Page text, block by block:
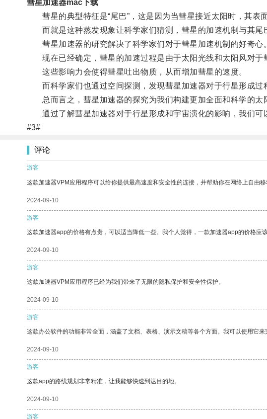
彗星加速器mac下载
彗星的典型特征是“尾巴”，这是因为当彗星接近太阳时，其表
而就是这种蒸发现象让科学家们猜测，彗星的加速机制与其尾
彗星加速器的研究解决了科学家们对于彗星加速机制的好奇心。
现在已经确定，彗星的加速过程是由于太阳光线和太阳风对于
这些影响力会使得彗星吐出物质，从而增加彗星的速度。
而科学家们也通过空间探测，发现彗星加速器对于行星形成过
总而言之，彗星加速器的探究为我们构建更加全面和科学的太
通过了解彗星加速器对于行星形成和宇宙演化的影响，我们可
#3#
评论
游客
这款加速器VPM应用程序可以给你提供最高速度和安全性的连接，并帮助你在网络上自由移
2024-09-10
游客
这款加速器app的价格有点贵，可以适当降低一些。我个人觉得，一款加速器app的价格应
2024-09-10
游客
这款加速器VPM应用程序已经为我们带来了无限的隐私保护和安全性保护。
2024-09-10
游客
这款办公软件的功能非常全面，涵盖了文档、表格、演示文稿等各个方面。我可以使用它来
2024-09-10
游客
这款app的路线规划非常精准，让我能够快速到达目的地。
2024-09-10
游客